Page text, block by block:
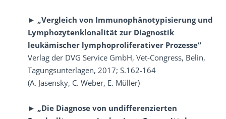
► „Vergleich von Immunophänotypisierung und
Lymphozytenklonalität zur Diagnostik
leukämischer lymphoproliferativer Prozesse“
Verlag der DVG Service GmbH, Vet-Congress, Belin,
Tagungsunterlagen, 2017; S.162-164
(A. Jasensky, C. Weber, E. Müller)
► „Die Diagnose von undifferenzierten